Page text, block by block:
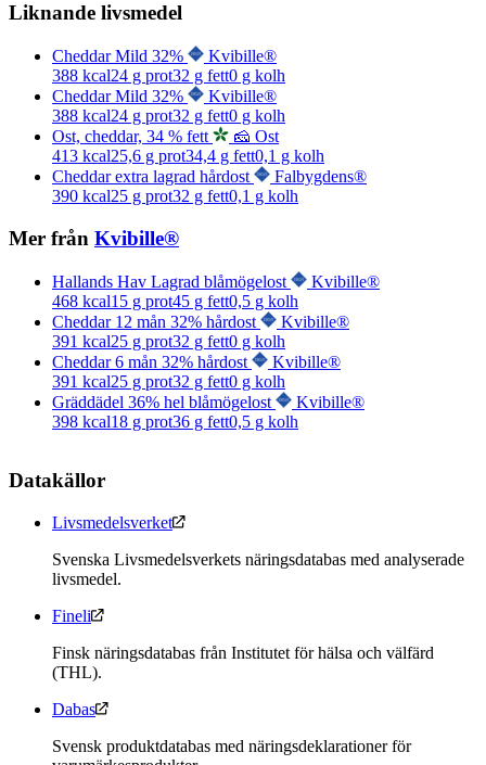
Liknande livsmedel
Cheddar Mild 32%
Kvibille®
388 kcal24 g prot32 g fett0 g kolh
Cheddar Mild 32%
Kvibille®
388 kcal24 g prot32 g fett0 g kolh
Ost, cheddar, 34 % fett
🧀 Ost
413 kcal25,6 g prot34,4 g fett0,1 g kolh
Cheddar extra lagrad hårdost
Falbygdens®
390 kcal25 g prot32 g fett0,1 g kolh
Mer från Kvibille®
Hallands Hav Lagrad blåmögelost
Kvibille®
468 kcal15 g prot45 g fett0,5 g kolh
Cheddar 12 mån 32% hårdost
Kvibille®
391 kcal25 g prot32 g fett0 g kolh
Cheddar 6 mån 32% hårdost
Kvibille®
391 kcal25 g prot32 g fett0 g kolh
Gräddädel 36% hel blåmögelost
Kvibille®
398 kcal18 g prot36 g fett0,5 g kolh
Datakällor
Livsmedelsverket
Svenska Livsmedelsverkets näringsdatabas med analyserade
livsmedel.
Fineli
Finsk näringsdatabas från Institutet för hälsa och välfärd
(THL).
Dabas
Svensk produktdatabas med näringsdeklarationer för